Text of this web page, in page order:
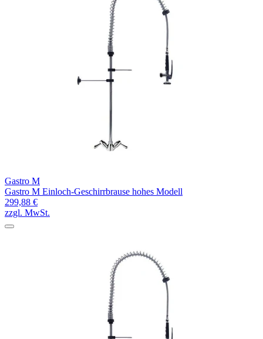
Gastro M
Gastro M Einloch-Geschirrbrause hohes Modell
299,88 €
zzgl. MwSt.